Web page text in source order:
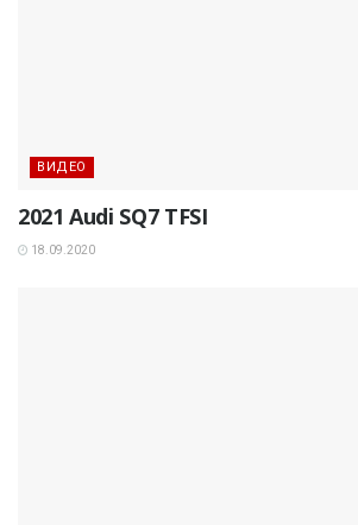
ВИДЕО
2021 Audi SQ7 TFSI
18.09.2020